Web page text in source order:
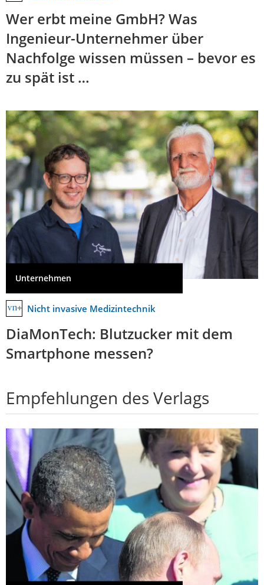
Wer erbt meine GmbH? Was
Ingenieur-Unternehmer über
Nachfolge wissen müssen – bevor es
zu spät ist …
Unternehmen
Nicht invasive Medizintechnik
DiaMonTech: Blutzucker mit dem
Smartphone messen?
Empfehlungen des Verlags